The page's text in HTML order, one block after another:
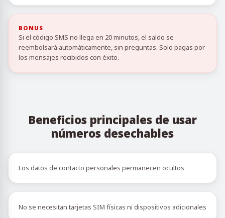
BONUS
Si el código SMS no llega en 20 minutos, el saldo se
reembolsará automáticamente, sin preguntas. Solo pagas por
los mensajes recibidos con éxito.
Beneficios principales de usar
números desechables
Los datos de contacto personales permanecen ocultos
No se necesitan tarjetas SIM físicas ni dispositivos adicionales